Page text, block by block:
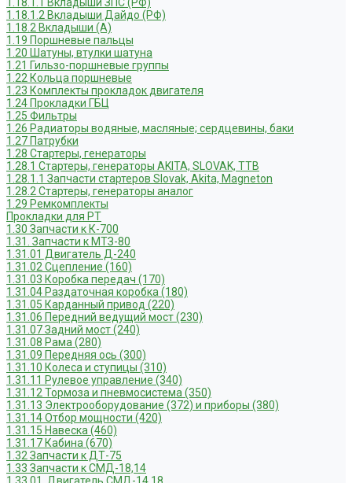
1.18.1.2 Вкладыши Дайдо (РФ)
1.18.2 Вкладыши (А)
1.19 Поршневые пальцы
1.20 Шатуны, втулки шатуна
1.21 Гильзо-поршневые группы
1.22 Кольца поршневые
1.23 Комплекты прокладок двигателя
1.24 Прокладки ГБЦ
1.25 Фильтры
1.26 Радиаторы водяные, масляные; сердцевины, баки
1.27 Патрубки
1.28 Стартеры, генераторы
1.28.1 Стартеры, генераторы AKITA, SLOVAK, ТТВ
1.28.1.1 Запчасти стартеров Slovak, Akita, Magneton
1.28.2 Стартеры, генераторы аналог
1.29 Ремкомплекты
Прокладки для РТ
1.30 Запчасти к К-700
1.31. Запчасти к МТЗ-80
1.31.01 Двигатель Д-240
1.31.02 Сцепление (160)
1.31.03 Коробка передач (170)
1.31.04 Раздаточная коробка (180)
1.31.05 Карданный привод (220)
1.31.06 Передний ведущий мост (230)
1.31.07 Задний мост (240)
1.31.08 Рама (280)
1.31.09 Передняя ось (300)
1.31.10 Колеса и ступицы (310)
1.31.11 Рулевое управление (340)
1.31.12 Тормоза и пневмосистема (350)
1.31.13 Электрооборудование (372) и приборы (380)
1.31.14 Отбор мощности (420)
1.31.15 Навеска (460)
1.31.17 Кабина (670)
1.32 Запчасти к ДТ-75
1.33 Запчасти к СМД-18,14